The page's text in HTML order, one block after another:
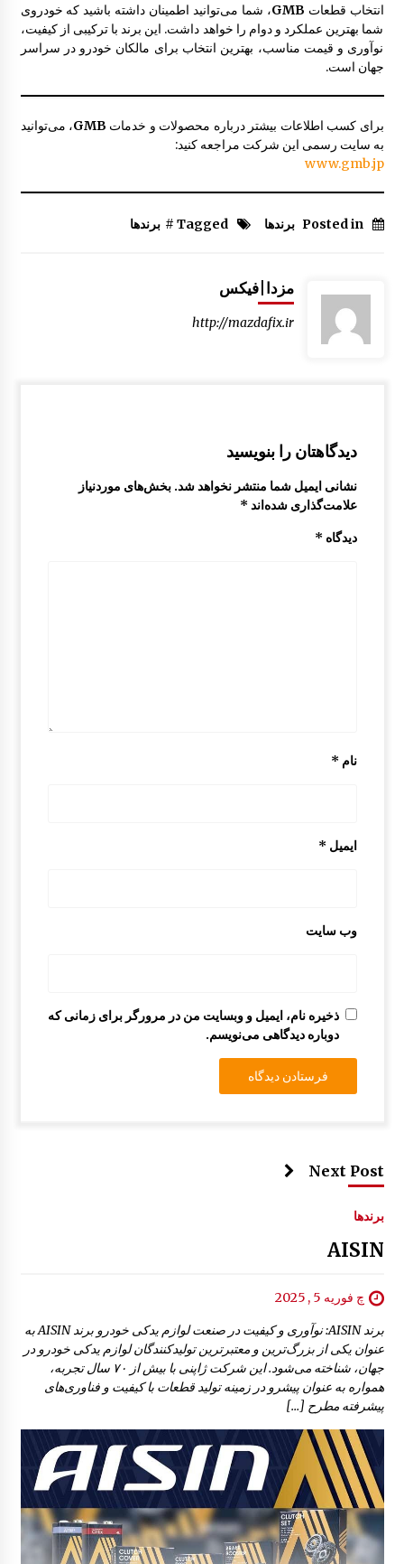
انتخاب قطعات GMB، شما می‌توانید اطمینان داشته باشید که خودروی
شما بهترین عملکرد و دوام را خواهد داشت. این برند با ترکیبی از کیفیت،
نوآوری و قیمت مناسب، بهترین انتخاب برای مالکان خودرو در سراسر
جهان است.
برای کسب اطلاعات بیشتر درباره محصولات و خدمات GMB، می‌توانید
به سایت رسمی این شرکت مراجعه کنید:
www.gmb.jp
Posted in برندها Tagged # برندها
مزدا|فیکس
http://mazdafix.ir
دیدگاهتان را بنویسید
نشانی ایمیل شما منتشر نخواهد شد. بخش‌های موردنیاز
علامت‌گذاری شده‌اند *
دیدگاه *
نام *
ایمیل *
وب‌ سایت
ذخیره نام، ایمیل و وبسایت من در مرورگر برای زمانی که
دوباره دیدگاهی می‌نویسم.
Next Post
برندها
AISIN
چ فوریه 5 , 2025
برند AISIN: نوآوری و کیفیت در صنعت لوازم یدکی خودرو برند AISIN به
عنوان یکی از بزرگ‌ترین و معتبرترین تولیدکنندگان لوازم یدکی خودرو در
جهان، شناخته می‌شود. این شرکت ژاپنی با بیش از ۷۰ سال تجربه،
همواره به عنوان پیشرو در زمینه تولید قطعات با کیفیت و فناوری‌های
پیشرفته مطرح […]